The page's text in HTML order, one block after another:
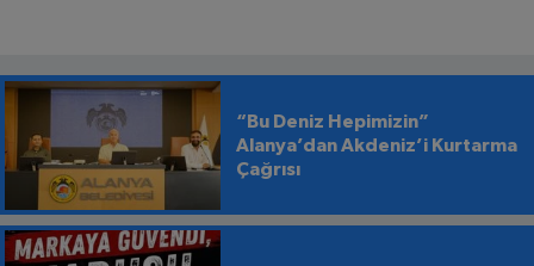
“Bu Deniz Hepimizin”
Alanya’dan Akdeniz’i Kurtarma
Çağrısı